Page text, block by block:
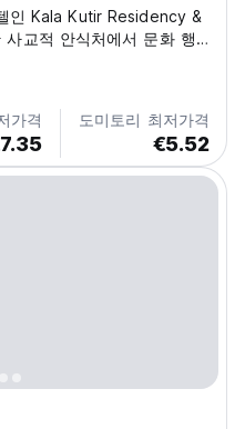
인 Kala Kutir Residency &
교적 안식처에서 문화 행
가격
도미토리 최저가격
€5.52